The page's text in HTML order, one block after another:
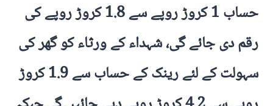
حساب 1 کروڑ روپے سے 1.8 کروڑ روپے کی
رقم دی جائے گی، شہداء کے ورثاء کو گھر کی
سہولت کے لئے رینک کے حساب سے 1.9 کروڑ